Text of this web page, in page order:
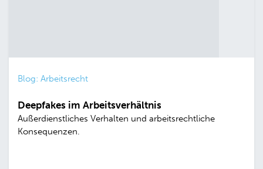
Blog: Arbeitsrecht
Deepfakes im Arbeitsverhältnis
Außerdienstliches Verhalten und arbeitsrechtliche
Konsequenzen.